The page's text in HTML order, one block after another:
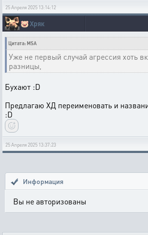
25 Апреля 2025 13:14:12
🐷Хряк
Цитата: MSA
Уже не первый случай агрессия хоть
разницы,
Бухают :D
Предлагаю ХД переименовать и
:D
25 Апреля 2025 13:37:23
Информация
Вы не авторизованы